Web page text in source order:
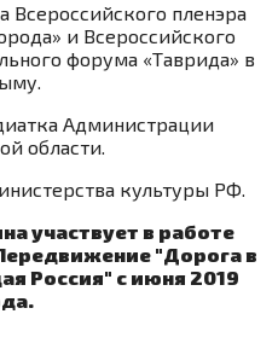
Всероссийского пленэра
и Всероссийского
форума «Таврида» в
Администрации
области.
культуры РФ.
участвует в работе
"Дорога в
Россия" с июня 2019